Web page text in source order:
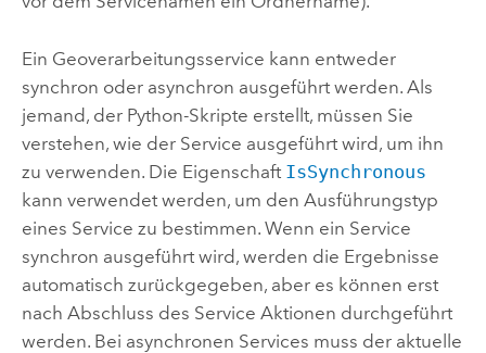
Ein Geoverarbeitungsservice kann entweder
synchron oder asynchron ausgeführt werden. Als
jemand, der Python-Skripte erstellt, müssen Sie
verstehen, wie der Service ausgeführt wird, um ihn
zu verwenden. Die Eigenschaft IsSynchronous
kann verwendet werden, um den Ausführungstyp
eines Service zu bestimmen. Wenn ein Service
synchron ausgeführt wird, werden die Ergebnisse
automatisch zurückgegeben, aber es können erst
nach Abschluss des Service Aktionen durchgeführt
werden. Bei asynchronen Services muss der aktuelle